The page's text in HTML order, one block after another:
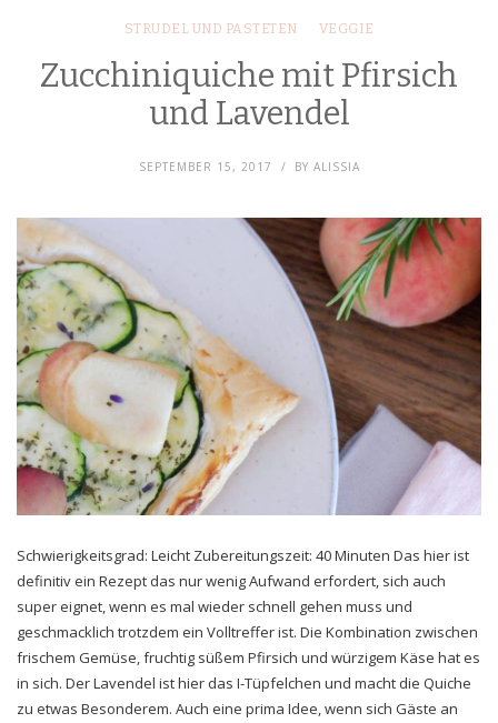
STRUDEL UND PASTETEN VEGGIE
Zucchiniquiche mit Pfirsich
und Lavendel
SEPTEMBER 15, 2017 BY ALISSIA
Schwierigkeitsgrad: Leicht Zubereitungszeit: 40 Minuten Das hier ist
definitiv ein Rezept das nur wenig Aufwand erfordert, sich auch
super eignet, wenn es mal wieder schnell gehen muss und
geschmacklich trotzdem ein Volltreffer ist. Die Kombination zwischen
frischem Gemüse, fruchtig süßem Pfirsich und würzigem Käse hat es
in sich. Der Lavendel ist hier das I-Tüpfelchen und macht die Quiche
zu etwas Besonderem. Auch eine prima Idee, wenn sich Gäste an